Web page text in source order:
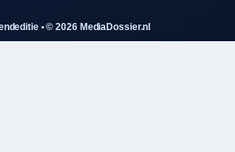
• © 2026 MediaDossier.nl